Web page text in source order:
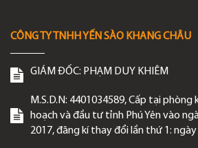
CÔNG TY TNHH YẾN SÀO KHANG CHÂU
GIÁM ĐỐC: PHẠM DUY KHIÊM
M.S.D.N: 4401034589, Cấp tại
hoạch và đầu tư tỉnh Phú Yên vào
2017, đăng kí thay đổi lần thứ 1: